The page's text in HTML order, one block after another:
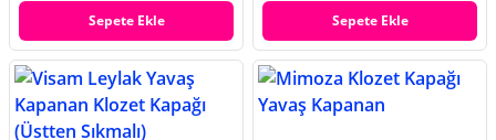
Sepete Ekle Sepete Ekle